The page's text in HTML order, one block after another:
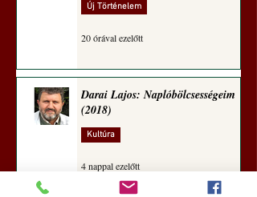
Új Történelem
20 órával ezelőtt
Darai Lajos: Naplóbölcsességeim
(2018)
Kultúra
4 nappal ezelőtt